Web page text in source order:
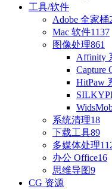
工具/软件
Adobe 全家桶
Mac 软件1137
图像处理861
Affinity
Capture
HitPaw
系统清理18
下载工具89
多媒体处理
办公 Office16
思维导图9
CG 资源